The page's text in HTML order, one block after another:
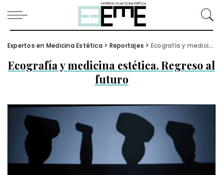
Expertos en Medicina Estética > Reportajes > Ecografía y medicina estética. Regreso al futuro
Ecografía y medicina estética. Regreso al
futuro